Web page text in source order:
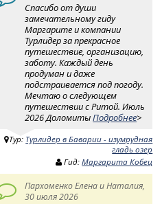
Спасибо от души
замечательному гиду
Маргарите и компании
Турлидер за прекрасное
путешествие, организацию,
заботу. Каждый день
продуман и даже
подстраивается под погоду.
Мечтаю о следующем
путешествии с Ритой. Июль
2026 ДоломитыПодробнее>
Тур: Турлидер в Баварии - изумрудная
гладь озер
Гид:Маргарита Кобец
Пархоменко Елена и Наталия,
30 июля 2026